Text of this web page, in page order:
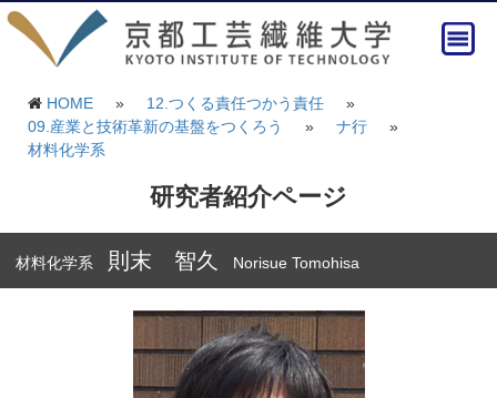
HOME » 12.つくる責任つかう責任
»
09.産業と技術革新の基盤をつくろう
» ナ行
»
材料化学系
研究者紹介ページ
材料化学系 則末 智久 Norisue Tomohisa